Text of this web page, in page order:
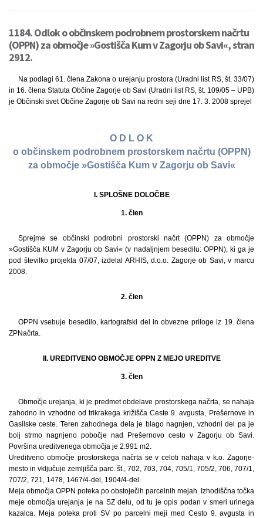
1184. Odlok o občinskem podrobnem prostorskem načrtu
(OPPN) za območje »Gostišča Kum v Zagorju ob Savi«, stran
2912.
Na podlagi 61. člena Zakona o urejanju prostora (Uradni list RS, št. 33/07)
in 16. člena Statuta Občine Zagorje ob Savi (Uradni list RS, št. 109/05 – UPB)
je Občinski svet Občine Zagorje ob Savi na redni seji dne 17. 3. 2008 sprejel
O D L O K
o občinskem podrobnem prostorskem načrtu (OPPN)
za območje »Gostišča Kum v Zagorju ob Savi«
I. SPLOŠNE DOLOČBE
1. člen
Sprejme se občinski podrobni prostorski načrt (OPPN) za območje
»Gostišča KUM v Zagorju ob Savi« (v nadaljnjem besedilu: OPPN), ki ga je
pod številko projekta 07/07, izdelal ARHIS, d.o.o. Zagorje ob Savi, v marcu
2008.
2. člen
OPPN vsebuje besedilo, kartografski del in obvezne priloge iz 19. člena
ZPNačrta.
II. UREDITVENO OBMOČJE OPPN Z MEJO UREDITVE
3. člen
Območje urejanja, ki je predmet obdelave prostorskega načrta, se nahaja
zahodno in vzhodno od trikrakega križišča Ceste 9. avgusta, Prešernove in
Gasilske ceste. Teren zahodnega dela je blago nagnjen, vzhodni del pa je
bolj strmo nagnjeno pobočje nad Prešernovo cesto v Zagorju ob Savi.
Površina ureditvenega območja je 2.991 m2.
Ureditveno območje prostorskega načrta se v celoti nahaja v k.o. Zagorje-
mesto in vključuje zemljišča parc. št., 702, 703, 704, 705/1, 705/2, 706, 707/1,
707/2, 721, 1478, 1467/4-del, 1904/4-del.
Meja območja OPPN poteka po obstoječih parcelnih mejah. Izhodiščna točka
meje območja urejanja je na SZ delu, od tu je opis podan v smeri urinega
kazalca. Meja poteka proti SV po parcelni meji med Cesto 9. avgusta in